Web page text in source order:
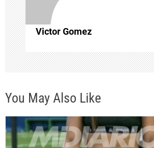
n
t
r
a
d
Victor Gomez
You May Also Like